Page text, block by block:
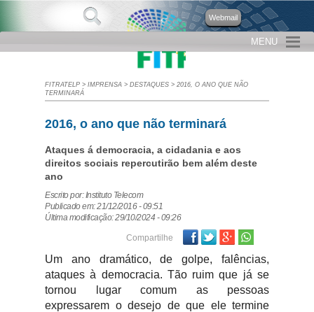
Webmail
MENU
FITRATELP > IMPRENSA > DESTAQUES > 2016, O ANO QUE NÃO
TERMINARÁ
2016, o ano que não terminará
Ataques á democracia, a cidadania e aos
direitos sociais repercutirão bem além deste
ano
Escrito por: Instituto Telecom
Publicado em: 21/12/2016 - 09:51
Última modificação: 29/10/2024 - 09:26
Compartilhe Facebook
TwitterGoogle Plus
Um ano dramático, de golpe, falências,
ataques à democracia. Tão ruim que já se
tornou lugar comum as pessoas
expressarem o desejo de que ele termine